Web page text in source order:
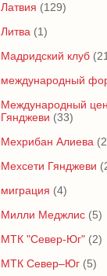
Латвия (129)
Литва (1)
Мадридский клуб
международный
Международный
Гянджеви (33)
Мехрибан Алиева
Мехсети Гянджеви
миграция (4)
Милли Меджлис (5)
МТК "Север-Юг" (2)
МТК Север–Юг (5)